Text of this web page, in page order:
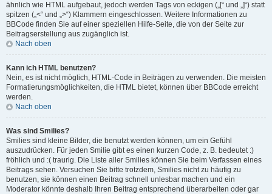
ähnlich wie HTML aufgebaut, jedoch werden Tags von eckigen („[“ und „]“) statt
spitzen („<“ und „>“) Klammern eingeschlossen. Weitere Informationen zu
BBCode finden Sie auf einer speziellen Hilfe-Seite, die von der Seite zur
Beitragserstellung aus zugänglich ist.
Nach oben
Kann ich HTML benutzen?
Nein, es ist nicht möglich, HTML-Code in Beiträgen zu verwenden. Die meisten
Formatierungsmöglichkeiten, die HTML bietet, können über BBCode erreicht
werden.
Nach oben
Was sind Smilies?
Smilies sind kleine Bilder, die benutzt werden können, um ein Gefühl
auszudrücken. Für jeden Smilie gibt es einen kurzen Code, z. B. bedeutet :)
fröhlich und :( traurig. Die Liste aller Smilies können Sie beim Verfassen eines
Beitrags sehen. Versuchen Sie bitte trotzdem, Smilies nicht zu häufig zu
benutzen, sie können einen Beitrag schnell unlesbar machen und ein
Moderator könnte deshalb Ihren Beitrag entsprechend überarbeiten oder gar